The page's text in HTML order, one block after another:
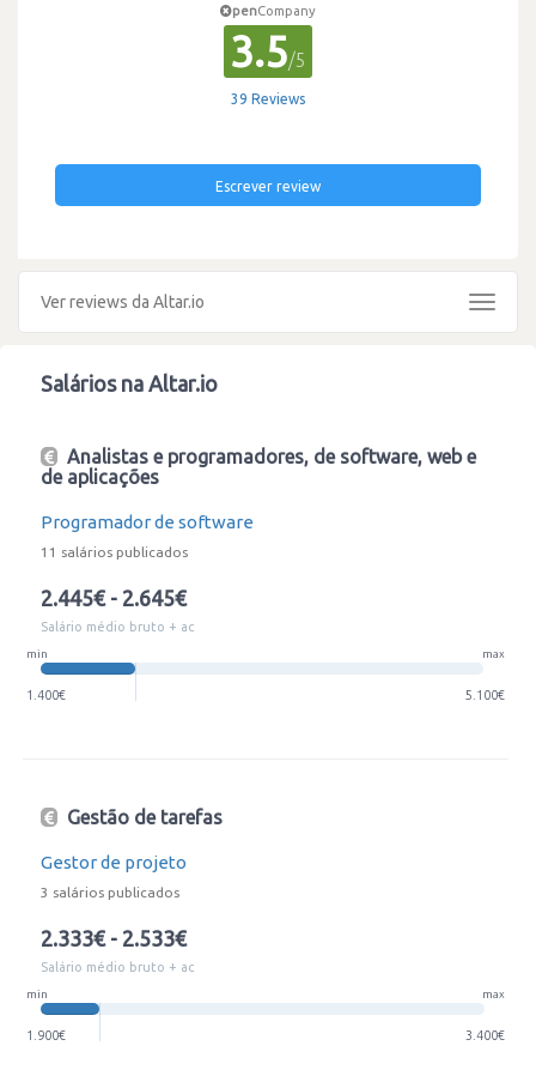
penCompany
3.5/5
39 Reviews
Escrever review
Ver reviews da Altar.io
Toggle
Salários na Altar.io
Analistas e programadores, de software, web e
de aplicações
Programador de software
11 salários publicados
2.445€ - 2.645€
Salário médio bruto + ac
min max
1.400€ 5.100€
Gestão de tarefas
Gestor de projeto
3 salários publicados
2.333€ - 2.533€
Salário médio bruto + ac
min max
1.900€ 3.400€